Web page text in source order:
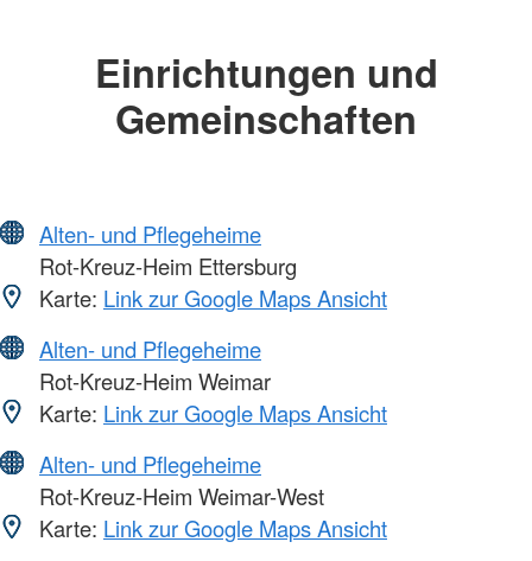
Einrichtungen und
Gemeinschaften
Alten- und Pflegeheime
Rot-Kreuz-Heim Ettersburg
Karte: Link zur Google Maps Ansicht
Alten- und Pflegeheime
Rot-Kreuz-Heim Weimar
Karte: Link zur Google Maps Ansicht
Alten- und Pflegeheime
Rot-Kreuz-Heim Weimar-West
Karte: Link zur Google Maps Ansicht